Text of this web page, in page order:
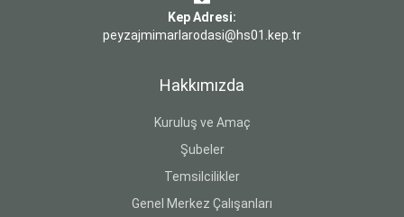
Kep Adresi:
peyzajmimarlarodasi@hs01.kep.tr
Hakkımızda
Kuruluş ve Amaç
Şubeler
Temsilcilikler
Genel Merkez Çalışanları